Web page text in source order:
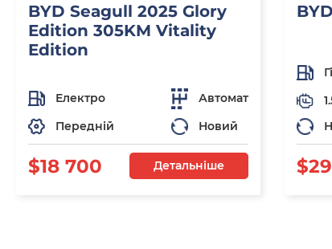
BYD Seagull 2025 Glory
Edition 305KM Vitality
Edition
Електро
Автомат
Передній
Новий
$18 700 Детальніше